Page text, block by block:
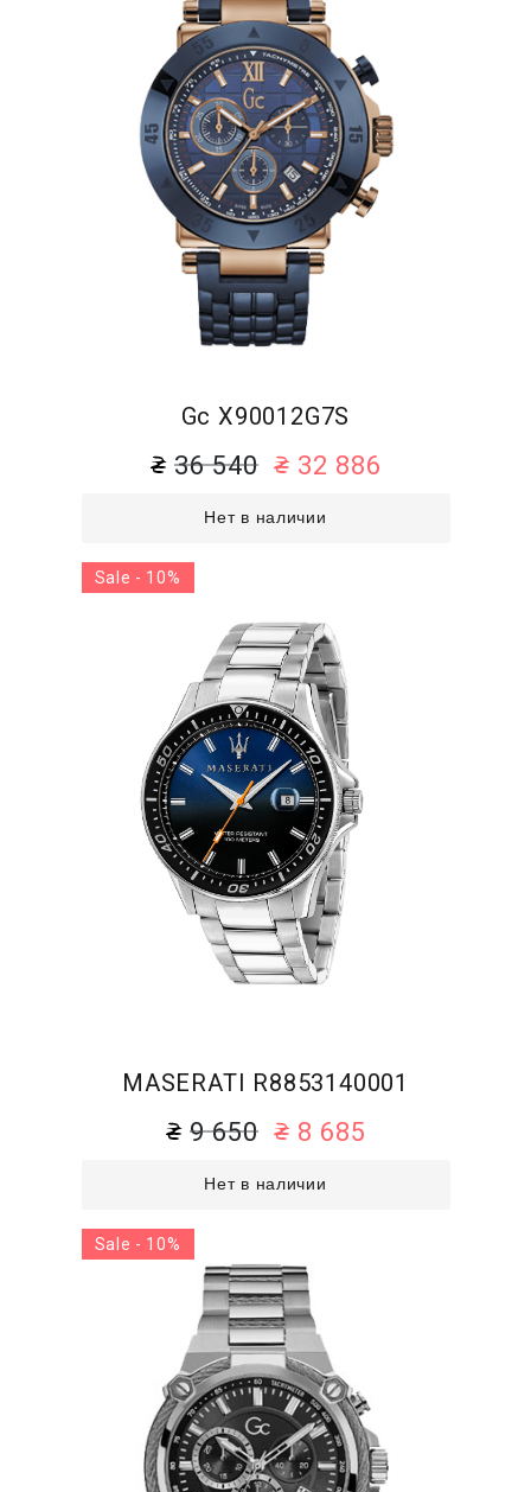
Gc X90012G7S
36 540 32 886
Нет в наличии
MASERATI R8853140001
9 650 8 685
Нет в наличии
Sale - 10%
Sale - 10%